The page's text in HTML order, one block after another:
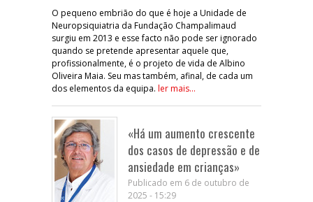
O pequeno embrião do que é hoje a Unidade de
Neuropsiquiatria da Fundação Champalimaud
surgiu em 2013 e esse facto não pode ser ignorado
quando se pretende apresentar aquele que,
profissionalmente, é o projeto de vida de Albino
Oliveira Maia. Seu mas também, afinal, de cada um
dos elementos da equipa. ler mais...
«Há um aumento crescente
dos casos de depressão e de
ansiedade em crianças»
Publicado em 6 de outubro de
2025 - 15:29